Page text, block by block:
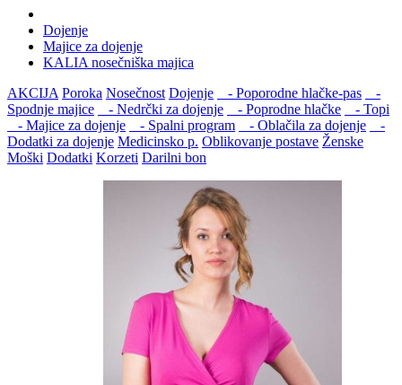
Dojenje
Majice za dojenje
KALIA nosečniška majica
AKCIJA Poroka Nosečnost Dojenje - Poporodne hlačke-pas
-
Spodnje majice
- Nedrčki za dojenje - Poprodne hlačke
- Topi
- Majice za dojenje
- Spalni program - Oblačila za dojenje
-
Dodatki za dojenje Medicinsko p. Oblikovanje postave Ženske
Moški Dodatki Korzeti Darilni bon